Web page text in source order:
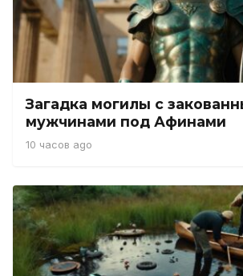
Загадка могилы с
мужчинами под Афинами
10 часов ago